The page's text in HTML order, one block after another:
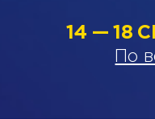
14 — 18
По